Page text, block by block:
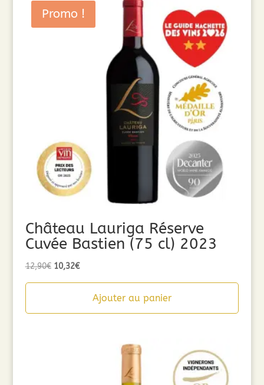
Promo !
Château Lauriga Réserve
Cuvée Bastien (75 cl) 2023
12,90€ Le
10,32€Le
actuelAjouter au panier